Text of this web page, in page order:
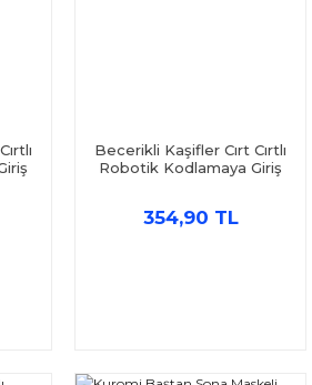
Becerikli Kaşifler Cırt Cırtlı
Robotik Kodlamaya Giriş
Kitap
354,90 TL